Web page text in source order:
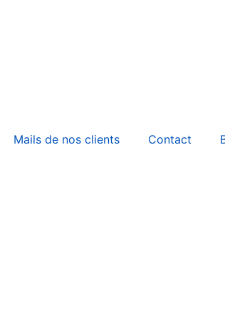
Mails de nos clients Contact